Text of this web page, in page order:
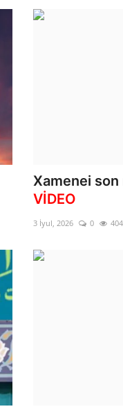
Xamenei son
VİDEO
3 İyul, 2026 0 404